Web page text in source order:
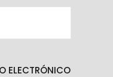
ELECTRÓNICO